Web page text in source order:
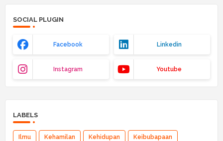
SOCIAL PLUGIN
Facebook Linkedin
Instagram Youtube
LABELS
Ilmu Kehamilan Kehidupan Keibubapaan